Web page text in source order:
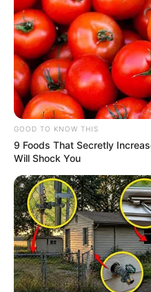
GOOD TO KNOW THIS
9 Foods That Secretly
Will Shock You